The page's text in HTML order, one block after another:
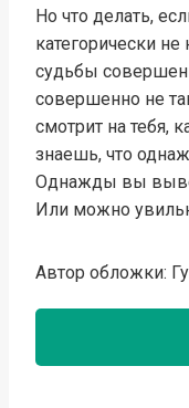
Но что делать,
категорически
судьбы
совершенно не
смотрит на тебя,
знаешь, что
Однажды вы
Или можно
Автор обложки: